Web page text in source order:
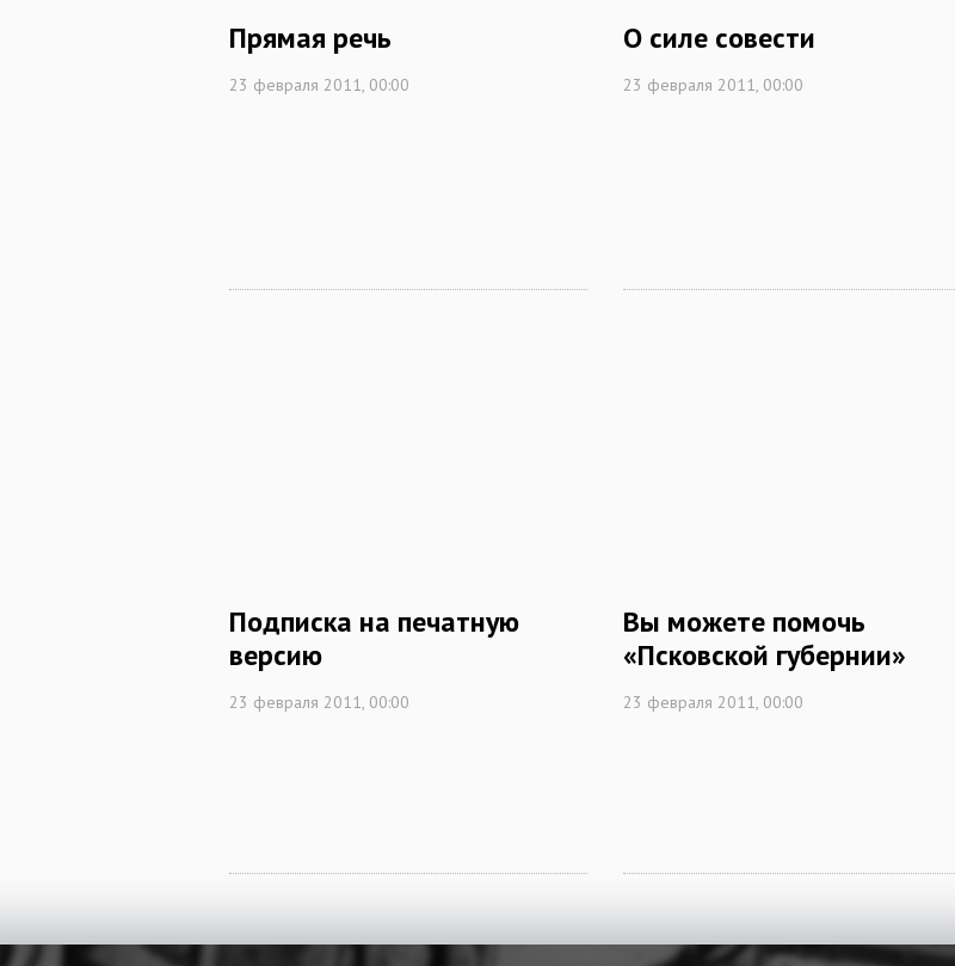
Прямая речь
23 февраля 2011, 00:00
О силе совести
23 февраля 2011, 00:00
Подписка на печатную
версию
23 февраля 2011, 00:00
Вы можете помочь
«Псковской губернии»
23 февраля 2011, 00:00